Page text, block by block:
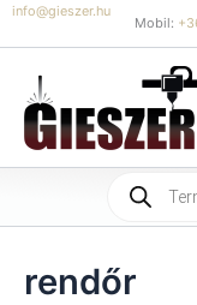
Skip
to
content
info@gieszer.hu
Mobil:
Products
search
rendőr